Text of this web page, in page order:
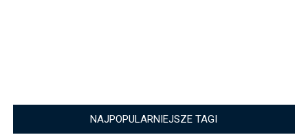
NAJPOPULARNIEJSZE TAGI